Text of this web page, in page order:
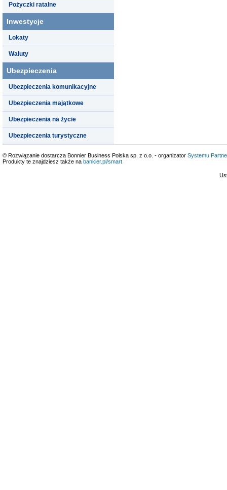
Pożyczki ratalne
Inwestycje
Lokaty
Waluty
Ubezpieczenia
Ubezpieczenia komunikacyjne
Ubezpieczenia majątkowe
Ubezpieczenia na życie
Ubezpieczenia turystyczne
© Rozwiązanie dostarcza Bonnier Business Polska sp. z o.o. - organizator Systemu
Produkty te znajdziesz także na bankier.pl/smart